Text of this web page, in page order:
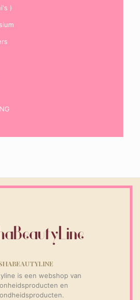
)
is een webshop van
en